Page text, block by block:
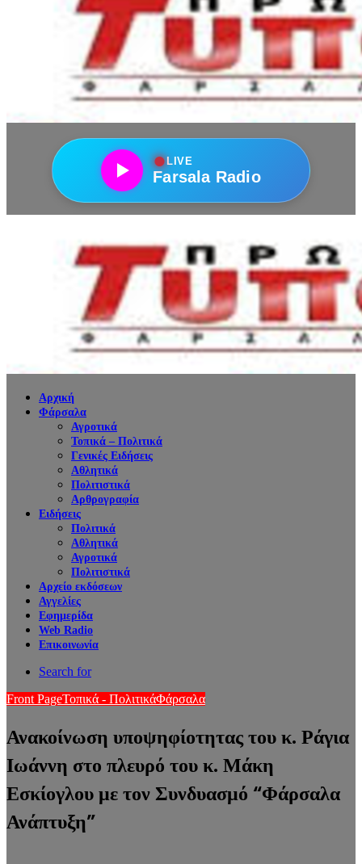
●LIVE
Farsala Radio
Αρχική
Φάρσαλα
Αγροτικά
Τοπικά – Πολιτικά
Γενικές Ειδήσεις
Αθλητικά
Πολιτιστικά
Αρθρογραφία
Ειδήσεις
Πολιτικά
Αθλητικά
Αγροτικά
Πολιτιστικά
Αρχείο εκδόσεων
Αγγελίες
Εφημερίδα
Web Radio
Επικοινωνία
Search for
Front PageΤοπικά - ΠολιτικάΦάρσαλα
Ανακοίνωση υποψηφίοτητας του κ. Ράγια
Ιωάννη στο πλευρό του κ. Μάκη
Εσκίογλου με τον Συνδυασμό “Φάρσαλα
Ανάπτυξη”